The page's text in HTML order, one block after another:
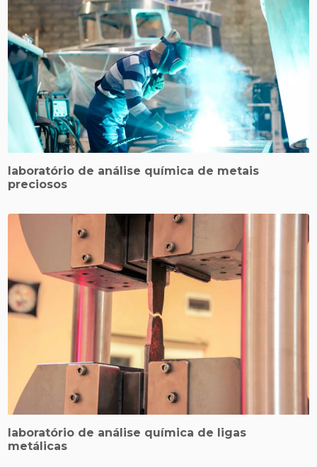
laboratório de análise química de metais
preciosos
laboratório de análise química de ligas
metálicas